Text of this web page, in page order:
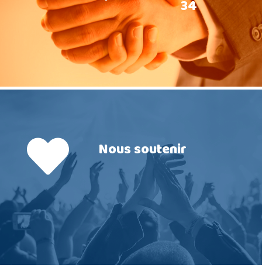
34
Nous soutenir